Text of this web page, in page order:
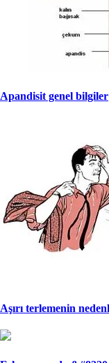
Apandisit genel bilgiler
Aşırı terlemenin